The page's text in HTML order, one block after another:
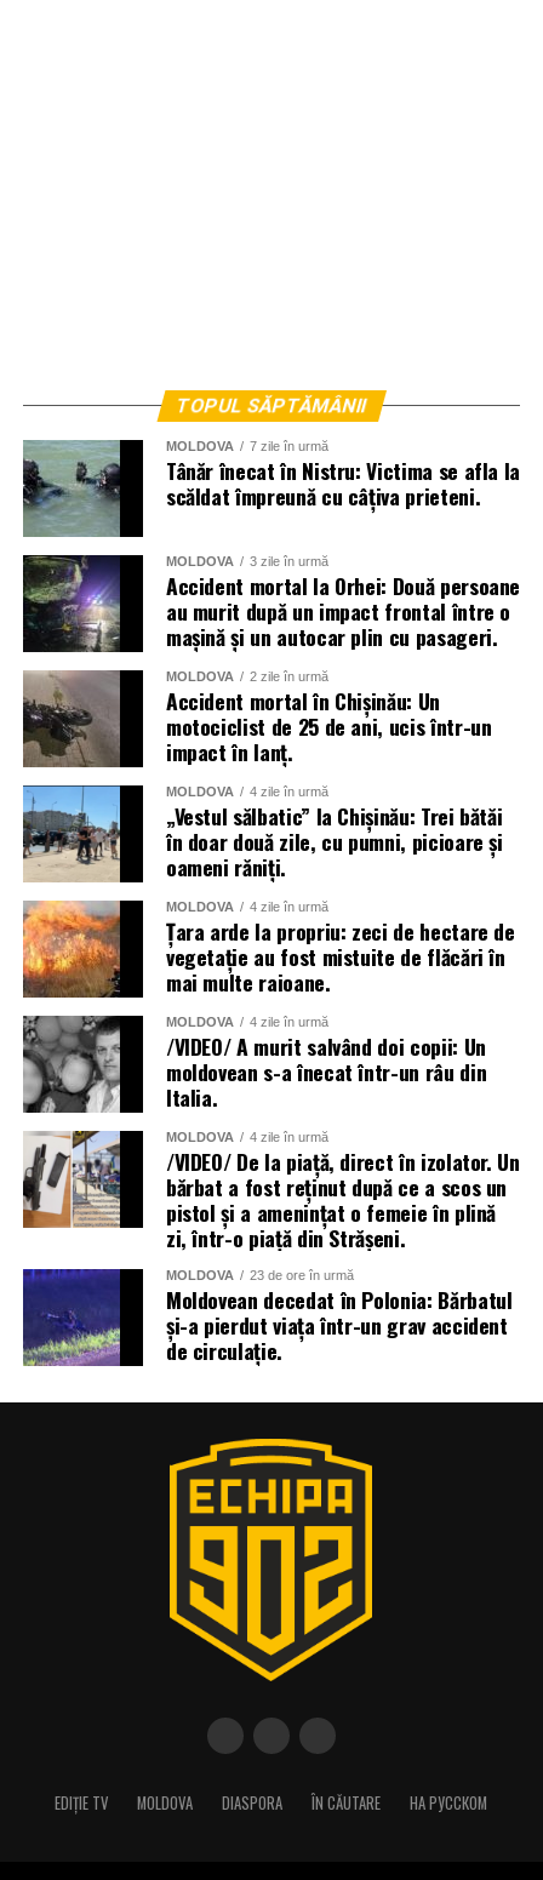
TOPUL SĂPTĂMÂNII
MOLDOVA 7 zile în urmă
Tânăr înecat în Nistru: Victima se afla la
scăldat împreună cu câțiva prieteni.
MOLDOVA 3 zile în urmă
Accident mortal la Orhei: Două persoane
au murit după un impact frontal între o
mașină și un autocar plin cu pasageri.
MOLDOVA 2 zile în urmă
Accident mortal în Chișinău: Un
motociclist de 25 de ani, ucis într-un
impact în lanț.
MOLDOVA 4 zile în urmă
„Vestul sălbatic” la Chișinău: Trei bătăi
în doar două zile, cu pumni, picioare și
oameni răniți.
MOLDOVA 4 zile în urmă
Țara arde la propriu: zeci de hectare de
vegetație au fost mistuite de flăcări în
mai multe raioane.
MOLDOVA 4 zile în urmă
/VIDEO/ A murit salvând doi copii: Un
moldovean s-a înecat într-un râu din
Italia.
MOLDOVA 4 zile în urmă
/VIDEO/ De la piață, direct în izolator. Un
bărbat a fost reținut după ce a scos un
pistol și a amenințat o femeie în plină
zi, într-o piață din Strășeni.
MOLDOVA 23 de ore în urmă
Moldovean decedat în Polonia: Bărbatul
și-a pierdut viața într-un grav accident
de circulație.
EDIȚIE TV MOLDOVA DIASPORA ÎN CĂUTARE НА РУССКОМ